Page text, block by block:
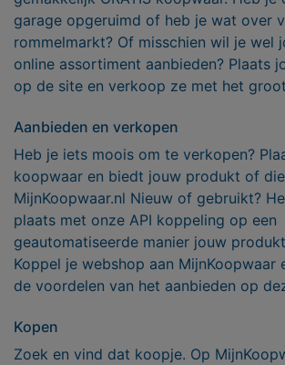
garage opgeruimd of heb je wat over
rommelmarkt? Of misschien wil je wel
online assortiment aanbieden? Plaats
op de site en verkoop ze met het
Aanbieden en verkopen
Heb je iets moois om te verkopen?
koopwaar en biedt jouw produkt of
MijnKoopwaar.nl Nieuw of gebruikt?
plaats met onze API koppeling op een
geautomatiseerde manier jouw
Koppel je webshop aan MijnKoopwaar
de voordelen van het aanbieden op
Kopen
Zoek en vind dat koopje. Op